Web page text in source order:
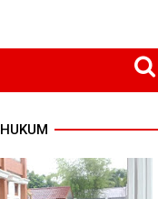
HUKUM